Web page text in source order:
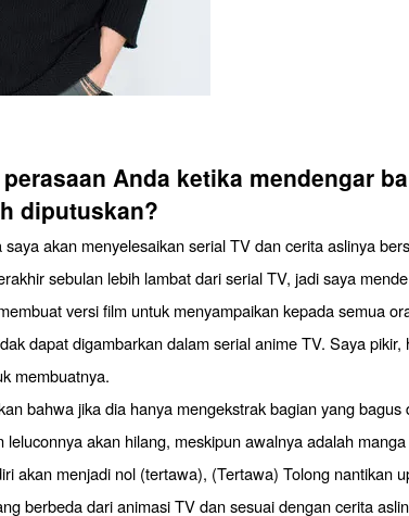
Anda ketika mendengar
diputuskan?
akan menyelesaikan serial TV dan cerita aslinya
sebulan lebih lambat dari serial TV, jadi saya
versi film untuk menyampaikan kepada semua
dapat digambarkan dalam serial anime TV. Saya pikir,
membuatnya.
bahwa jika dia hanya mengekstrak bagian yang bagus
leluconnya akan hilang, meskipun awalnya adalah
akan menjadi nol (tertawa), (Tertawa) Tolong nantikan
berbeda dari animasi TV dan sesuai dengan cerita